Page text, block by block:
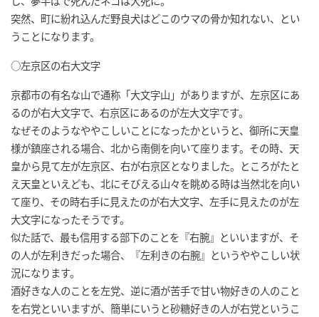
突然、町に紛れ込んだ野良犬はどこのウマの骨か知れない、とい
うことになります。
○左京区の右大文字
京都市の有名な山で通称「大文字山」がありますが、左京区にあ
るのが右大文字で、右京区にあるのが左大文字です。
なぜそのようなややこしいことになったかというと、御所に天皇
様が鎮座される場合、北から南側を向いて座ります。その時、天
皇から見て左が左京区、右が右京区となりました。ところがたと
え天皇といえども、北にそびえる山々を眺める時は当然北を向い
て座り、その時右手に見えたのが右大文字、左手に見えたのが左
大文字になったそうです。
似た話で、最も信用する部下のことを『右腕』といいますが、そ
の人が左利きだった場合、『左利きの右腕』というややこしい状
況になります。
酒好きな人のことを左党、逆に酒が苦手で甘い物好きの人のこと
を右党といいますが、簡単にいうと砂糖好きの人が右党というこ